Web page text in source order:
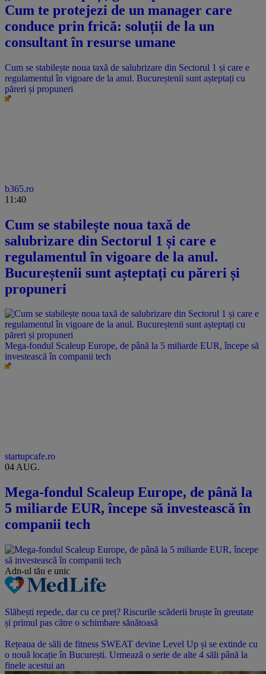
Cum te protejezi de un manager care
conduce prin frică: soluții de la un
consultant în resurse umane
Cum se stabilește noua taxă de salubrizare din Sectorul 1 și care e
regulamentul în vigoare de la anul. Bucureștenii sunt așteptați cu
păreri și propuneri
b365.ro
11:40
Cum se stabilește noua taxă de
salubrizare din Sectorul 1 și care e
regulamentul în vigoare de la anul.
Bucureștenii sunt așteptați cu păreri și
propuneri
Mega-fondul Scaleup Europe, de până la 5 miliarde EUR, începe să
investească în companii tech
startupcafe.ro
04 AUG.
Mega-fondul Scaleup Europe, de până la
5 miliarde EUR, începe să investească în
companii tech
Adn-ul tău e unic
Slăbești repede, dar cu ce preț? Riscurile scăderii bruște în greutate
și primul pas către o schimbare sănătoasă
Rețeaua de săli de fitness SWEAT devine Level Up și se extinde cu
o nouă locație în București. Urmează o serie de alte 4 săli până la
finele acestui an